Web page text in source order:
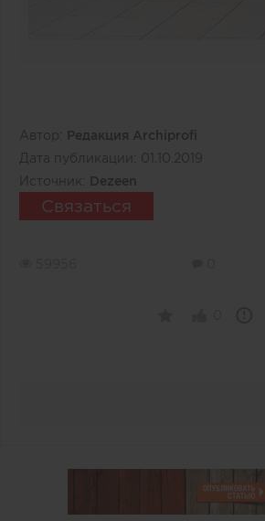
Автор:
Редакция Archiprofi
Дата публикации: 01.10.2019
Источник:
Dezeen
Связаться